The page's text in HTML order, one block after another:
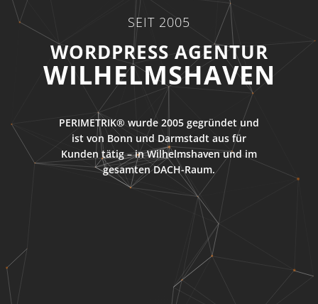
SEIT 2005
WORDPRESS AGENTUR
WILHELMSHAVEN
PERIMETRIK® wurde 2005 gegründet und
ist von Bonn und Darmstadt aus für
Kunden tätig – in Wilhelmshaven und im
gesamten DACH-Raum.